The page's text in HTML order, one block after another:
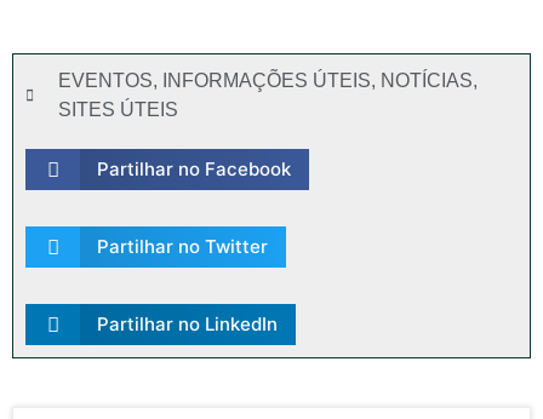
EVENTOS, INFORMAÇÕES ÚTEIS, NOTÍCIAS,
SITES ÚTEIS
Partilhar no Facebook
Partilhar no Twitter
Partilhar no LinkedIn